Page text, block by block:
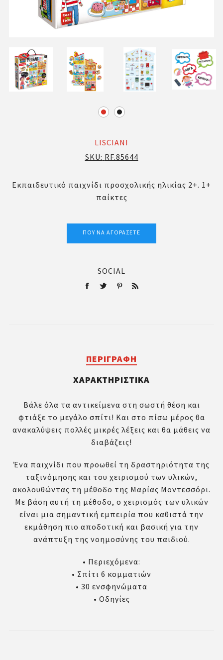
LISCIANI
SKU: RF.85644
Εκπαιδευτικό παιχνίδι προσχολικής ηλικίας 2+. 1+
παίκτες
ΠΟΎ ΝΑ ΑΓΟΡΆΣΕΤΕ
SOCIAL
ΠΕΡΙΓΡΑΦΉ
ΧΑΡΑΚΤΗΡΙΣΤΙΚΆ
Βάλε όλα τα αντικείμενα στη σωστή θέση και
φτιάξε το μεγάλο σπίτι! Και στο πίσω μέρος θα
ανακαλύψεις πολλές μικρές λέξεις και θα μάθεις να
διαβάζεις!
Ένα παιχνίδι που προωθεί τη δραστηριότητα της
ταξινόμησης και του χειρισμού των υλικών,
ακολουθώντας τη μέθοδο της Μαρίας Μοντεσσόρι.
Με βάση αυτή τη μέθοδο, ο χειρισμός των υλικών
είναι μια σημαντική εμπειρία που καθιστά την
εκμάθηση πιο αποδοτική και βασική για την
ανάπτυξη της νοημοσύνης του παιδιού.
• Περιεχόμενα:
• Σπίτι 6 κομματιών
• 30 ενσφηνώματα
• Οδηγίες